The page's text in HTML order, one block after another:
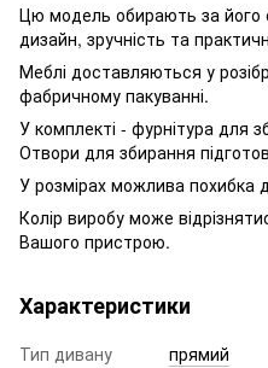
Цю модель обирають за його
дизайн, зручність та
Меблі доставляються у
фабричному пакуванні.
У комплекті - фурнітура для
Отвори для збирання
У розмірах можлива похибка
Колір виробу може
Вашого пристрою.
Характеристики
Тип дивану
прямий